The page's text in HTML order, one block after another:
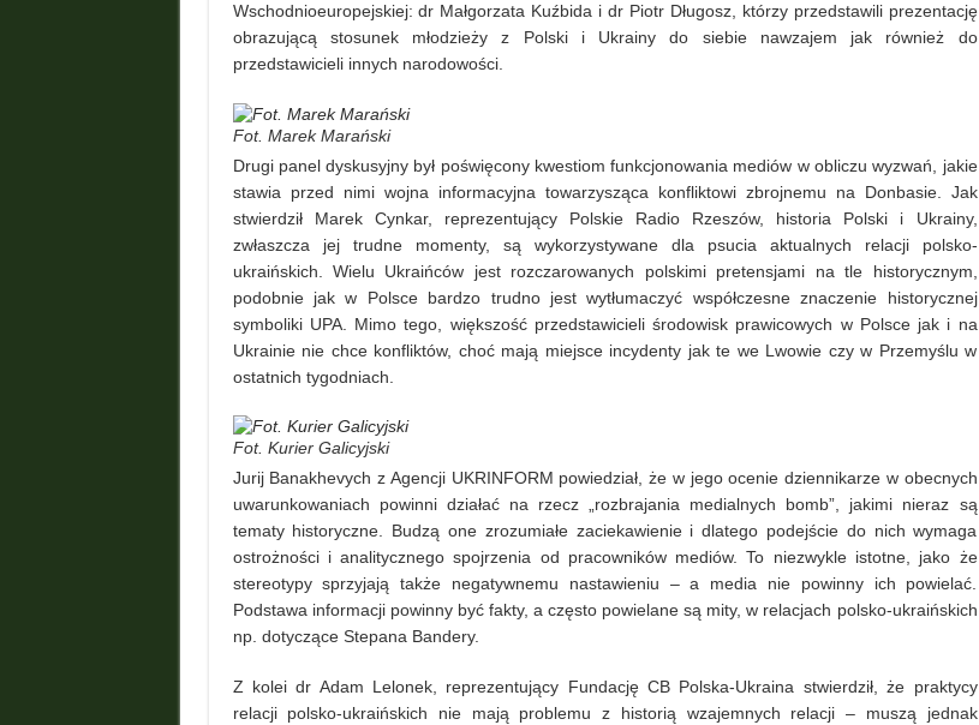
Wschodnioeuropejskiej: dr Małgorzata Kuźbida i dr Piotr Długosz, którzy przedstawili prezentację
obrazującą stosunek młodzieży z Polski i Ukrainy do siebie nawzajem jak również do
przedstawicieli innych narodowości.
Fot. Marek Marański
Drugi panel dyskusyjny był poświęcony kwestiom funkcjonowania mediów w obliczu wyzwań, jakie
stawia przed nimi wojna informacyjna towarzysząca konfliktowi zbrojnemu na Donbasie. Jak
stwierdził Marek Cynkar, reprezentujący Polskie Radio Rzeszów, historia Polski i Ukrainy,
zwłaszcza jej trudne momenty, są wykorzystywane dla psucia aktualnych relacji polsko-
ukraińskich. Wielu Ukraińców jest rozczarowanych polskimi pretensjami na tle historycznym,
podobnie jak w Polsce bardzo trudno jest wytłumaczyć współczesne znaczenie historycznej
symboliki UPA. Mimo tego, większość przedstawicieli środowisk prawicowych w Polsce jak i na
Ukrainie nie chce konfliktów, choć mają miejsce incydenty jak te we Lwowie czy w Przemyślu w
ostatnich tygodniach.
Fot. Kurier Galicyjski
Jurij Banakhevych z Agencji UKRINFORM powiedział, że w jego ocenie dziennikarze w obecnych
uwarunkowaniach powinni działać na rzecz „rozbrajania medialnych bomb”, jakimi nieraz są
tematy historyczne. Budzą one zrozumiałe zaciekawienie i dlatego podejście do nich wymaga
ostrożności i analitycznego spojrzenia od pracowników mediów. To niezwykle istotne, jako że
stereotypy sprzyjają także negatywnemu nastawieniu – a media nie powinny ich powielać.
Podstawa informacji powinny być fakty, a często powielane są mity, w relacjach polsko-ukraińskich
np. dotyczące Stepana Bandery.
Z kolei dr Adam Lelonek, reprezentujący Fundację CB Polska-Ukraina stwierdził, że praktycy
relacji polsko-ukraińskich nie mają problemu z historią wzajemnych relacji – muszą jednak